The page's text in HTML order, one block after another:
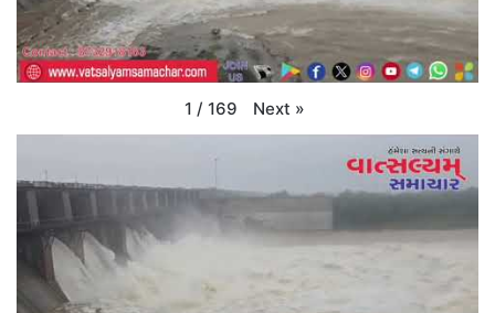
1 / 169 Next »